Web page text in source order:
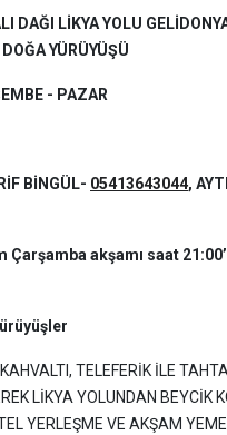
DAĞI LİKYA YOLU
YÜRÜYÜŞÜ
- PAZAR
BİNGÜL- 05413643044,
Çarşamba akşamı saat
TELEFERİK İLE
LİKYA YOLUNDAN BEYCİK
YERLEŞME VE AKŞAM